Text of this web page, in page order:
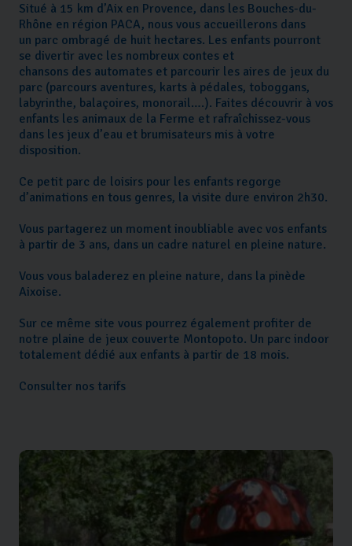
Situé à 15 km d’Aix en Provence, dans les Bouches-du-
Rhône en région PACA, nous vous accueillerons dans
un parc ombragé de huit hectares. Les enfants pourront
se divertir avec les nombreux contes et
chansons des automates et parcourir les aires de jeux du
parc (parcours aventures, karts à pédales, toboggans,
labyrinthe, balaçoires, monorail….). Faites découvrir à vos
enfants les animaux de la Ferme et rafraîchissez-vous
dans les jeux d’eau et brumisateurs mis à votre
disposition.
Ce petit parc de loisirs pour les enfants regorge
d’animations en tous genres, la visite dure environ 2h30.
Vous partagerez un moment inoubliable avec vos enfants
à partir de 3 ans, dans un cadre naturel en pleine nature.
Vous vous baladerez en pleine nature, dans la pinède
Aixoise.
Sur ce même site vous pourrez également profiter de
notre plaine de jeux couverte Montopoto. Un parc indoor
totalement dédié aux enfants à partir de 18 mois.
Consulter nos tarifs